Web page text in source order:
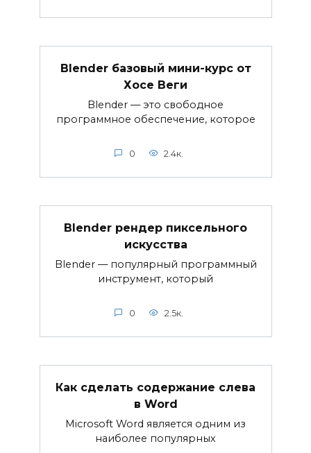
Blender базовый мини-курс от
Хосе Веги
Blender — это свободное
программное обеспечение, которое
0 2.4к.
Blender рендер пиксельного
искусства
Blender — популярный программный
инструмент, который
0 2.5к.
Как сделать содержание слева
в Word
Microsoft Word является одним из
наиболее популярных